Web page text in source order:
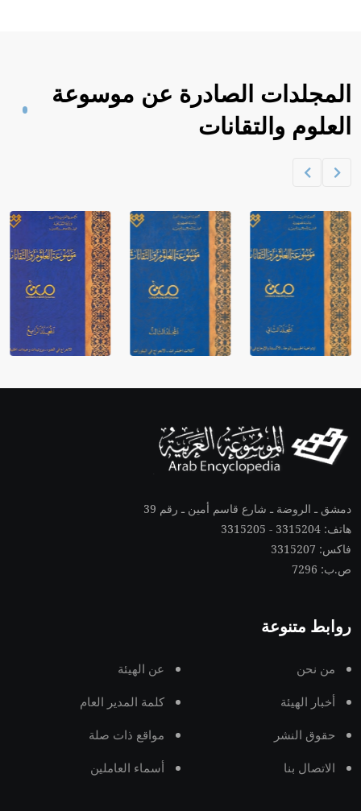
المجلدات الصادرة عن موسوعة
العلوم والتقانات
دمشق ـ الروضة ـ شارع قاسم أمين ـ رقم 39
هاتف: 3315204 - 3315205
فاكس: 3315207
ص.ب: 7296
روابط متنوعة
من نحن عن الهيئة
أخبار الهيئة كلمة المدير العام
حقوق النشر مواقع ذات صلة
الاتصال بنا أسماء العاملين